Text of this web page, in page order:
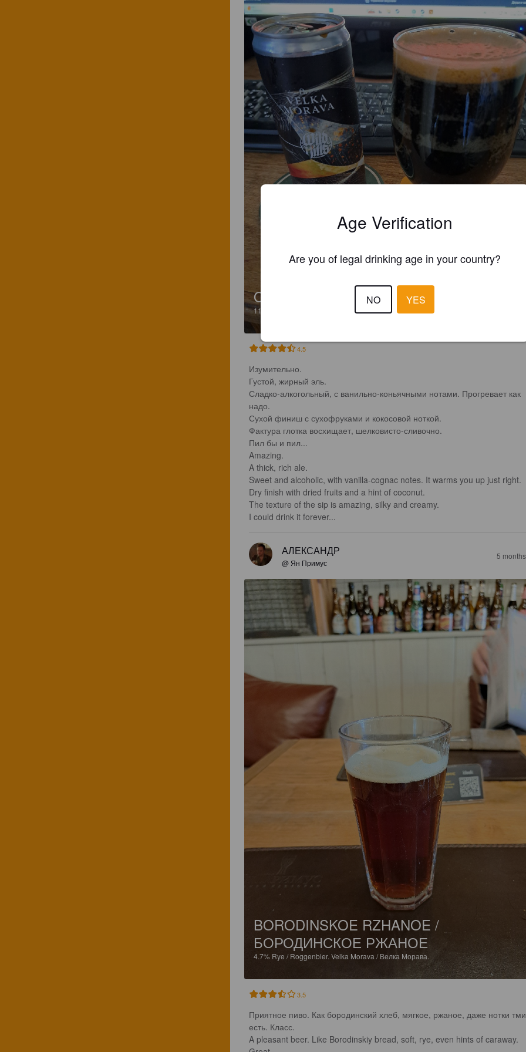
OBSIDIAN
11% Velka Morava / Велка Морава.
4.5
Изумительно.
Густой, жирный эль.
Сладко-алкогольный, с ванильно-коньячными нотами. Прогревает как
надо.
Сухой финиш с сухофруками и кокосовой ноткой.
Фактура глотка восхищает, шелковисто-сливочно.
Пил бы и пил...
Amazing.
A thick, rich ale.
Sweet and alcoholic, with vanilla-cognac notes. It warms you up just right.
Dry finish with dried fruits and a hint of coconut.
The texture of the sip is amazing, silky and creamy.
I could drink it forever...
АЛЕКСАНДР
@ Ян Примус
5
BORODINSKOE RZHANOE /
БОРОДИНСКОЕ РЖАНОЕ
4.7% Rye / Roggenbier. Velka Morava / Велка Морава.
3.5
Приятное пиво. Как бородинский хлеб, мягкое, ржаное, даже нотки
есть. Класс.
A pleasant beer. Like Borodinskiy bread, soft, rye, even hints of caraway.
Age Verification
Are you of legal drinking age in your country?
NO YES